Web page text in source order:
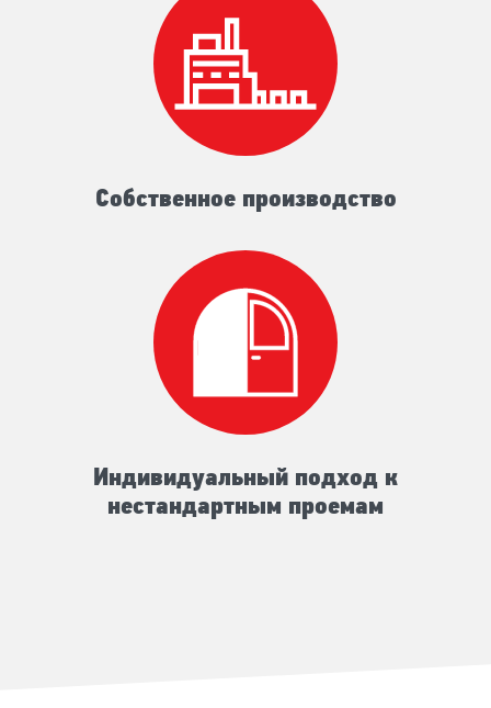
Собственное производство
Индивидуальный подход к
нестандартным проемам